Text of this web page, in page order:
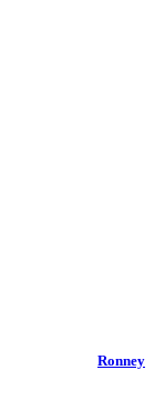
Ronney